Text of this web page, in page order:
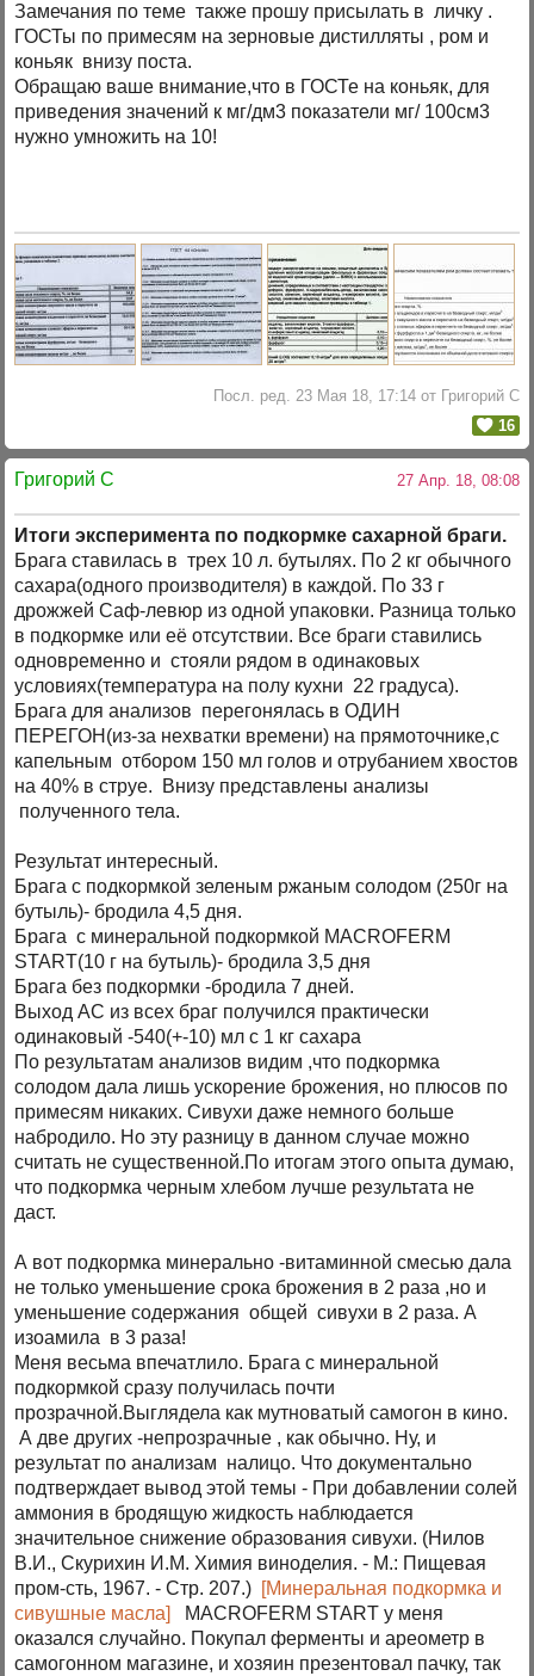
Замечания по теме также прошу присылать в личку .
ГОСТы по примесям на зерновые дистилляты , ром и
коньяк внизу поста.
Обращаю ваше внимание,что в ГОСТе на коньяк, для
приведения значений к мг/дм3 показатели мг/ 100см3
нужно умножить на 10!
Посл. ред. 23 Мая 18, 17:14 от Григорий C
16
Григорий C 27 Апр. 18, 08:08
Итоги эксперимента по подкормке сахарной браги.
Брага ставилась в трех 10 л. бутылях. По 2 кг обычного
сахара(одного производителя) в каждой. По 33 г
дрожжей Саф-левюр из одной упаковки. Разница только
в подкормке или её отсутствии. Все браги ставились
одновременно и стояли рядом в одинаковых
условиях(температура на полу кухни 22 градуса).
Брага для анализов перегонялась в ОДИН
ПЕРЕГОН(из-за нехватки времени) на прямоточнике,с
капельным отбором 150 мл голов и отрубанием хвостов
на 40% в струе. Внизу представлены анализы
полученного тела.
Результат интересный.
Брага с подкормкой зеленым ржаным солодом (250г на
бутыль)- бродила 4,5 дня.
Брага с минеральной подкормкой MACROFERM
START(10 г на бутыль)- бродила 3,5 дня
Брага без подкормки -бродила 7 дней.
Выход АС из всех браг получился практически
одинаковый -540(+-10) мл с 1 кг сахара
По результатам анализов видим ,что подкормка
солодом дала лишь ускорение брожения, но плюсов по
примесям никаких. Сивухи даже немного больше
набродило. Но эту разницу в данном случае можно
считать не существенной.По итогам этого опыта думаю,
что подкормка черным хлебом лучше результата не
даст.
А вот подкормка минерально -витаминной смесью дала
не только уменьшение срока брожения в 2 раза ,но и
уменьшение содержания общей сивухи в 2 раза. А
изоамила в 3 раза!
Меня весьма впечатлило. Брага с минеральной
подкормкой сразу получилась почти
прозрачной.Выглядела как мутноватый самогон в кино.
А две других -непрозрачные , как обычно. Ну, и
результат по анализам налицо. Что документально
подтверждает вывод этой темы - При добавлении солей
аммония в бродящую жидкость наблюдается
значительное снижение образования сивухи. (Нилов
В.И., Скурихин И.М. Химия виноделия. - М.: Пищевая
пром-сть, 1967. - Стр. 207.) [Минеральная подкормка и
сивушные масла]
MACROFERM START у меня
оказался случайно. Покупал ферменты и ареометр в
самогонном магазине, и хозяин презентовал пачку, так